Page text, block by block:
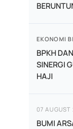
EKONOMI
BPKH
SINERGI
HAJI
07
BUMI